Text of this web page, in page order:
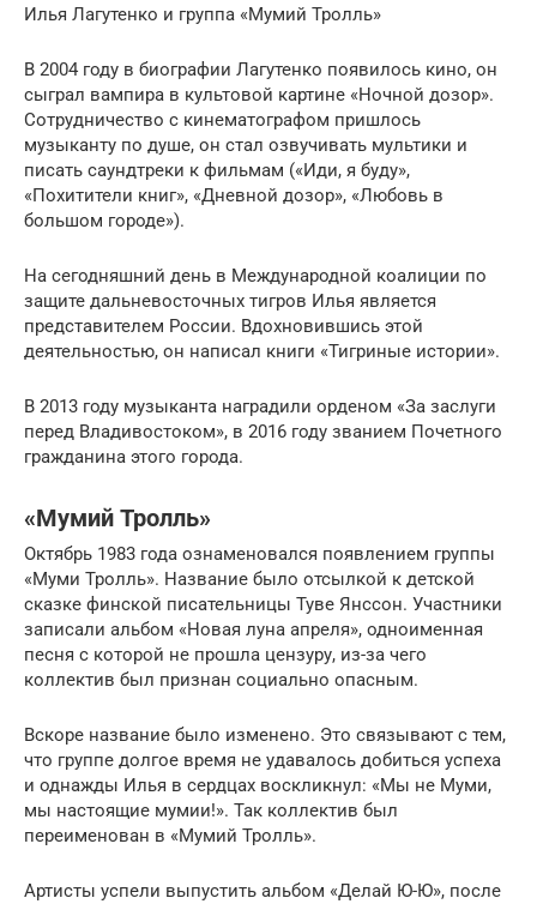
Илья Лагутенко и группа «Мумий Тролль»
В 2004 году в биографии Лагутенко появилось кино, он
сыграл вампира в культовой картине «Ночной дозор».
Сотрудничество с кинематографом пришлось
музыканту по душе, он стал озвучивать мультики и
писать саундтреки к фильмам («Иди, я буду»,
«Похитители книг», «Дневной дозор», «Любовь в
большом городе»).
На сегодняшний день в Международной коалиции по
защите дальневосточных тигров Илья является
представителем России. Вдохновившись этой
деятельностью, он написал книги «Тигриные истории».
В 2013 году музыканта наградили орденом «За заслуги
перед Владивостоком», в 2016 году званием Почетного
гражданина этого города.
«Мумий Тролль»
Октябрь 1983 года ознаменовался появлением группы
«Муми Тролль». Название было отсылкой к детской
сказке финской писательницы Туве Янссон. Участники
записали альбом «Новая луна апреля», одноименная
песня с которой не прошла цензуру, из-за чего
коллектив был признан социально опасным.
Вскоре название было изменено. Это связывают с тем,
что группе долгое время не удавалось добиться успеха
и однажды Илья в сердцах воскликнул: «Мы не Муми,
мы настоящие мумии!». Так коллектив был
переименован в «Мумий Тролль».
Артисты успели выпустить альбом «Делай Ю-Ю», после